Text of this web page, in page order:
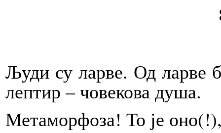
Људи су ларве. Од ларве
лептир – човекова душа.
Метаморфоза! То је